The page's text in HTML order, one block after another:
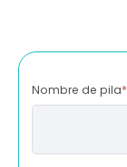
Nombre de pila*